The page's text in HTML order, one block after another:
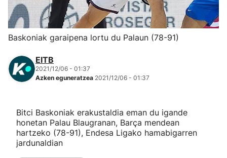
Herri-kirolak
Eskubaloia
Kirolak 360
Mendi-lasterketak
Baskoniak garaipena lortu du Palaun (78-91)
EITB
2021/12/06 - 01:37
Azken eguneratzea 2021/12/06 - 01:37
Bitci Baskoniak erakustaldia eman du igande
honetan Palau Blaugranan, Barça mendean
hartzeko (78-91), Endesa Ligako hamabigarren
jardunaldian